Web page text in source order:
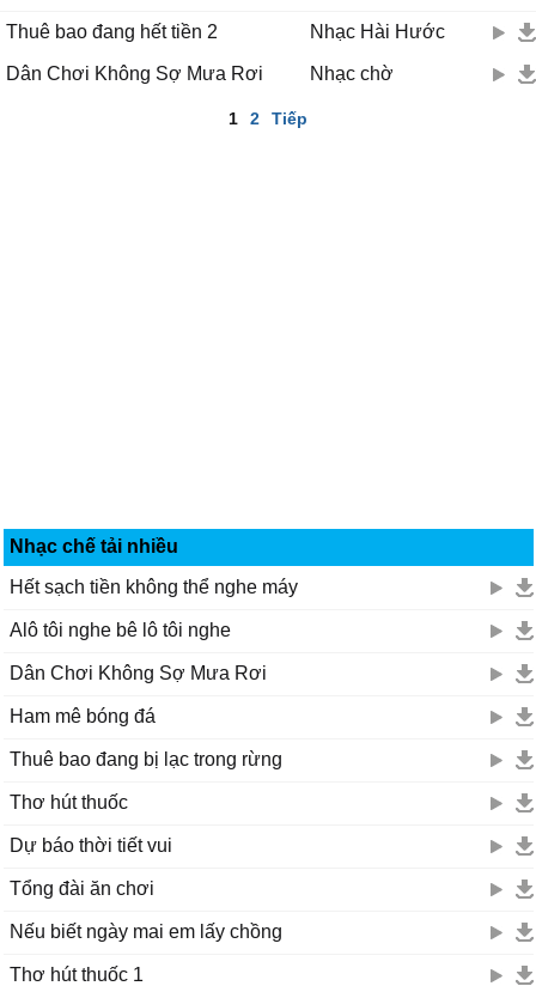
Thuê bao đang hết tiền 2 Nhạc Hài Hước
Dân Chơi Không Sợ Mưa Rơi Nhạc chờ
1 2 Tiếp
Nhạc chế tải nhiều
Hết sạch tiền không thể nghe máy
Alô tôi nghe bê lô tôi nghe
Dân Chơi Không Sợ Mưa Rơi
Ham mê bóng đá
Thuê bao đang bị lạc trong rừng
Thơ hút thuốc
Dự báo thời tiết vui
Tổng đài ăn chơi
Nếu biết ngày mai em lấy chồng
Thơ hút thuốc 1